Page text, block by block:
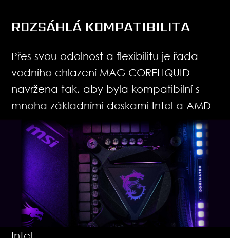
ROZSÁHLÁ KOMPATIBILITA
Přes svou odolnost a flexibilitu je řada
vodního chlazení MAG CORELIQUID
navržena tak, aby byla kompatibilní s
mnoha základními deskami Intel a AMD
Intel